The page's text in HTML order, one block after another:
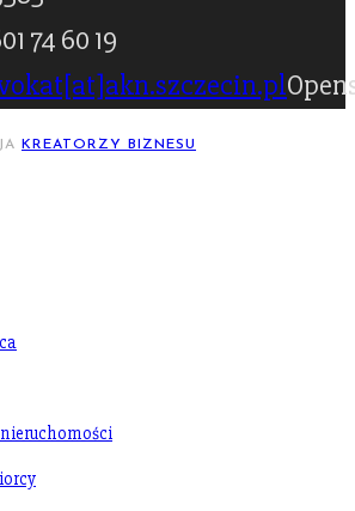
74 60 19
KREATORZY BIZNESU